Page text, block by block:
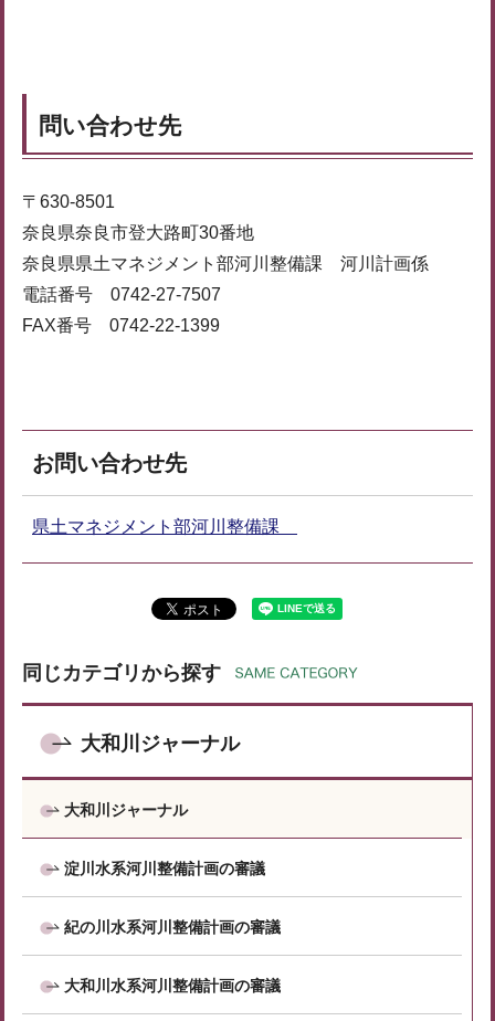
問い合わせ先
〒630-8501
奈良県奈良市登大路町30番地
奈良県県土マネジメント部河川整備課 河川計画係
電話番号 0742-27-7507
FAX番号 0742-22-1399
お問い合わせ先
県土マネジメント部河川整備課
同じカテゴリから探す
大和川ジャーナル
大和川ジャーナル
淀川水系河川整備計画の審議
紀の川水系河川整備計画の審議
大和川水系河川整備計画の審議